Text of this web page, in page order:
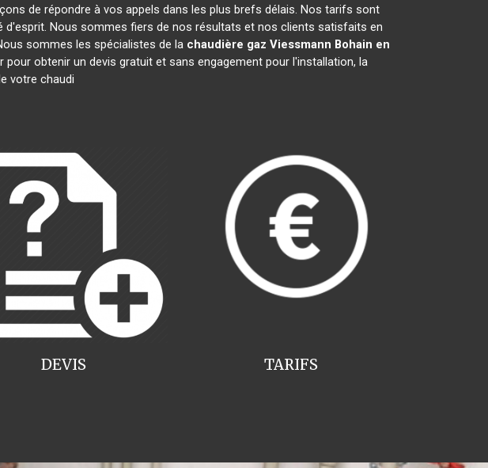
de répondre à vos appels dans les plus brefs délais. Nos tarifs sont
Nous sommes fiers de nos résultats et nos clients satisfaits en
sommes les spécialistes de la chaudière gaz Viessmann Bohain en
obtenir un devis gratuit et sans engagement pour l'installation, la
votre chaudi
TARIFS
DEVIS